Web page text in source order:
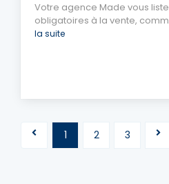
Votre agence Made vous
obligatoires à la vente,
la suite
1 2 3